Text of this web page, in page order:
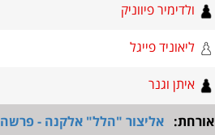
ולדימיר פיווניק
ליאוניד פייגל
איתן וגנר
אורחת: אליצור "הלל" אלקנה - פרשה